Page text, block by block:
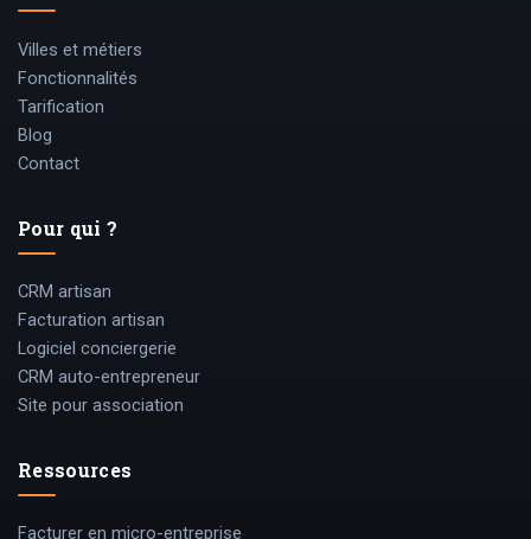
Villes et métiers
Fonctionnalités
Tarification
Blog
Contact
Pour qui ?
CRM artisan
Facturation artisan
Logiciel conciergerie
CRM auto-entrepreneur
Site pour association
Ressources
Facturer en micro-entreprise